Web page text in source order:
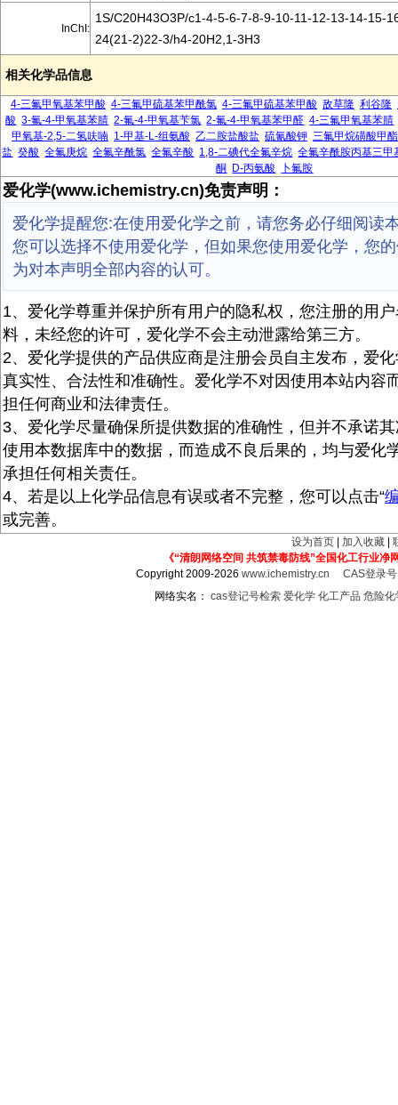
InChI:
1S/C20H43O3P/c1-4-5-6-7-8-9-10-11-12-13-14-15-
24(21-2)22-3/h4-20H2,1-3H3
相关化学品信息
4-三氟甲氧基苯甲酸 4-三氟甲硫基苯甲酰氯 4-三氟甲硫基苯甲酸 敌草隆 利谷隆
酸 3-氟-4-甲氧基苯腈 2-氟-4-甲氧基苄氯 2-氟-4-甲氧基苯甲醛 4-三氟甲氧基苯腈
甲氧基-2,5-二氢呋喃 1-甲基-L-组氨酸 乙二胺盐酸盐 硫氰酸钾 三氟甲烷磺酸甲酯
盐 癸酸 全氟庚烷 全氟辛酰氯 全氟辛酸 1,8-二碘代全氟辛烷 全氟辛酰胺丙基三甲
酮
D-丙氨酸 卜氟胺
爱化学(www.ichemistry.cn)免责声明：
爱化学提醒您:在使用爱化学之前，请您务必仔细阅读
您可以选择不使用爱化学，但如果您使用爱化学，您
为对本声明全部内容的认可。
1、爱化学尊重并保护所有用户的隐私权，您注册的用
料，未经您的许可，爱化学不会主动泄露给第三方。
2、爱化学提供的产品供应商是注册会员自主发布，爱
真实性、合法性和准确性。爱化学不对因使用本站内容
担任何商业和法律责任。
3、爱化学尽量确保所提供数据的准确性，但并不承诺
使用本数据库中的数据，而造成不良后果的，均与爱化
承担任何相关责任。
4、若是以上化学品信息有误或者不完整，您可以点击“
或完善。
设为首页 加入收藏
《“清朗网络空间 共筑禁毒防线”全国化工行业净
Copyright 2009-2026www.ichemistry.cn
CAS登录
网络实名： cas登记号检索 爱化学 化工产品 危险化